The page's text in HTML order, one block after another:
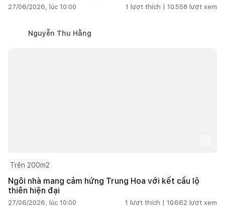
27/06/2026, lúc 10:00 1 lượt thích | 10.558 lượt xem
Nguyễn Thu Hằng
Trên 200m2
Ngôi nhà mang cảm hứng Trung Hoa với kết cấu lộ
thiên hiện đại
27/06/2026, lúc 10:00 1 lượt thích | 10.662 lượt xem